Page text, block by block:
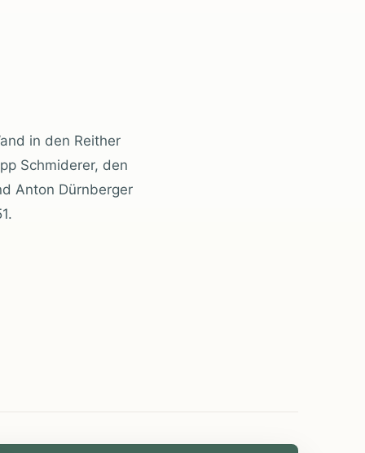
in den Reither
Schmiderer, den
Anton Dürnberger